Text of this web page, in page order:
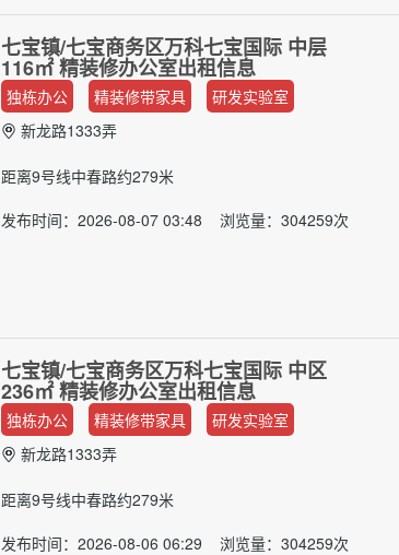
七宝镇/七宝商务区万科七宝国际 中层
116㎡ 精装修办公室出租信息
独栋办公
精装修带家具
研发实验室
新龙路1333弄
距离9号线中春路约279米
发布时间：2026-08-07 03:48 浏览量：304259次
七宝镇/七宝商务区万科七宝国际 中区
236㎡ 精装修办公室出租信息
独栋办公
精装修带家具
研发实验室
新龙路1333弄
距离9号线中春路约279米
发布时间：2026-08-06 06:29 浏览量：304259次